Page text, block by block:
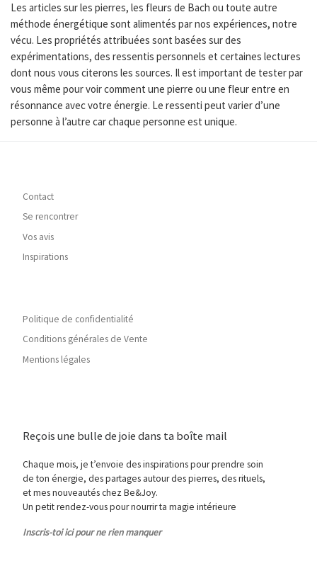
Les articles sur les pierres, les fleurs de Bach ou toute autre
méthode énergétique sont alimentés par nos expériences, notre
vécu. Les propriétés attribuées sont basées sur des
expérimentations, des ressentis personnels et certaines lectures
dont nous vous citerons les sources. Il est important de tester par
vous même pour voir comment une pierre ou une fleur entre en
résonnance avec votre énergie. Le ressenti peut varier d’une
personne à l’autre car chaque personne est unique.
Contact
Se rencontrer
Vos avis
Inspirations
Politique de confidentialité
Conditions générales de Vente
Mentions légales
Reçois une bulle de joie dans ta boîte mail
Chaque mois, je t’envoie des inspirations pour prendre soin
de ton énergie, des partages autour des pierres, des rituels,
et mes nouveautés chez Be&Joy.
Un petit rendez-vous pour nourrir ta magie intérieure
Inscris-toi ici pour ne rien manquer